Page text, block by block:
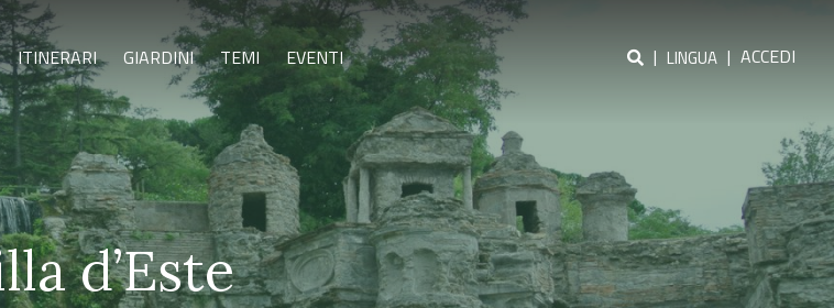
ITINERARI GIARDINI TEMI EVENTI | LINGUA | ACCEDI
d’Este